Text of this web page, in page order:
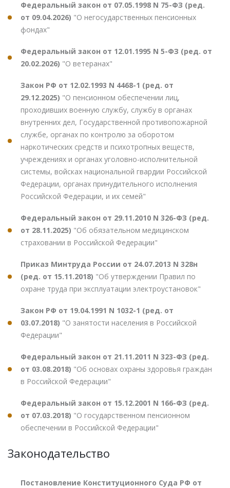
Федеральный закон от 07.05.1998 N 75-ФЗ (ред.
от 09.04.2026) "О негосударственных пенсионных
фондах"
Федеральный закон от 12.01.1995 N 5-ФЗ (ред. от
20.02.2026) "О ветеранах"
Закон РФ от 12.02.1993 N 4468-1 (ред. от
29.12.2025) "О пенсионном обеспечении лиц,
проходивших военную службу, службу в органах
внутренних дел, Государственной противопожарной
службе, органах по контролю за оборотом
наркотических средств и психотропных веществ,
учреждениях и органах уголовно-исполнительной
системы, войсках национальной гвардии Российской
Федерации, органах принудительного исполнения
Российской Федерации, и их семей"
Федеральный закон от 29.11.2010 N 326-ФЗ (ред.
от 28.11.2025) "Об обязательном медицинском
страховании в Российской Федерации"
Приказ Минтруда России от 24.07.2013 N 328н
(ред. от 15.11.2018) "Об утверждении Правил по
охране труда при эксплуатации электроустановок"
Закон РФ от 19.04.1991 N 1032-1 (ред. от
03.07.2018) "О занятости населения в Российской
Федерации"
Федеральный закон от 21.11.2011 N 323-ФЗ (ред.
от 03.08.2018) "Об основах охраны здоровья граждан
в Российской Федерации"
Федеральный закон от 15.12.2001 N 166-ФЗ (ред.
от 07.03.2018) "О государственном пенсионном
обеспечении в Российской Федерации"
Законодательство
Постановление Конституционного Суда РФ от